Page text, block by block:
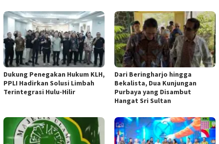
Dukung Penegakan Hukum KLH,
PPLI Hadirkan Solusi Limbah
Terintegrasi Hulu-Hilir
Dari Beringharjo hingga
Bekalista, Dua Kunjungan
Purbaya yang Disambut
Hangat Sri Sultan